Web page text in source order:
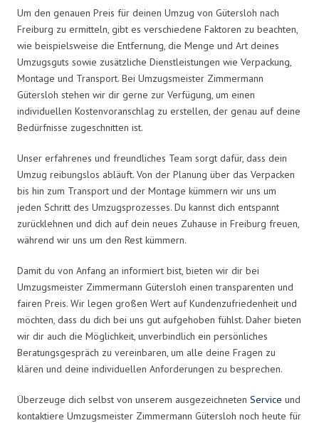
Um den genauen Preis für deinen Umzug von Gütersloh nach
Freiburg zu ermitteln, gibt es verschiedene Faktoren zu beachten,
wie beispielsweise die Entfernung, die Menge und Art deines
Umzugsguts sowie zusätzliche Dienstleistungen wie Verpackung,
Montage und Transport. Bei Umzugsmeister Zimmermann
Gütersloh stehen wir dir gerne zur Verfügung, um einen
individuellen Kostenvoranschlag zu erstellen, der genau auf deine
Bedürfnisse zugeschnitten ist.
Unser erfahrenes und freundliches Team sorgt dafür, dass dein
Umzug reibungslos abläuft. Von der Planung über das Verpacken
bis hin zum Transport und der Montage kümmern wir uns um
jeden Schritt des Umzugsprozesses. Du kannst dich entspannt
zurücklehnen und dich auf dein neues Zuhause in Freiburg freuen,
während wir uns um den Rest kümmern.
Damit du von Anfang an informiert bist, bieten wir dir bei
Umzugsmeister Zimmermann Gütersloh einen transparenten und
fairen Preis. Wir legen großen Wert auf Kundenzufriedenheit und
möchten, dass du dich bei uns gut aufgehoben fühlst. Daher bieten
wir dir auch die Möglichkeit, unverbindlich ein persönliches
Beratungsgespräch zu vereinbaren, um alle deine Fragen zu
klären und deine individuellen Anforderungen zu besprechen.
Überzeuge dich selbst von unserem ausgezeichneten Service und
kontaktiere Umzugsmeister Zimmermann Gütersloh noch heute für